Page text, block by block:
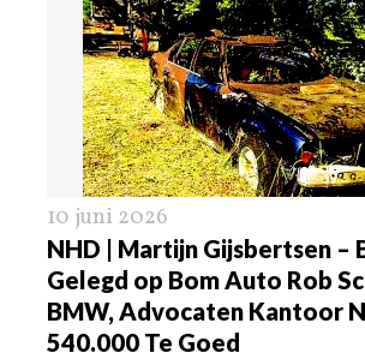
10 juni 2026
NHD | Martijn Gijsbertsen –
Gelegd op Bom Auto Rob
BMW, Advocaten Kantoor
540.000 Te Goed